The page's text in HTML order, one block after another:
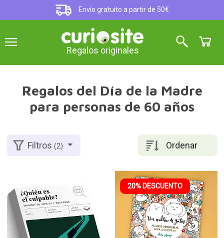
Envío gratuito a partir de 50€
Regalos originales
Regalos del Día de la Madre
para personas de 60 años
Ordenar
Filtros(2)
20% DESCUENTO